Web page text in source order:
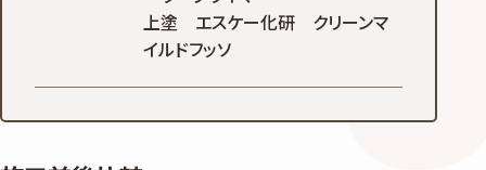
上塗 エスケー化研 クリーンマ
イルドフッソ